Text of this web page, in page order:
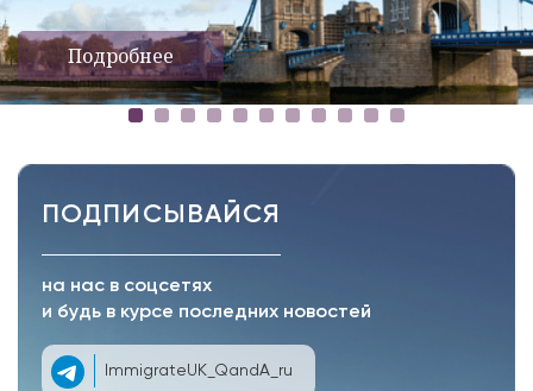
Подробнее
ПОДПИСЫВАЙСЯ
на нас в соцсетях
и будь в курсе последних новостей
ImmigrateUK_QandA_ru